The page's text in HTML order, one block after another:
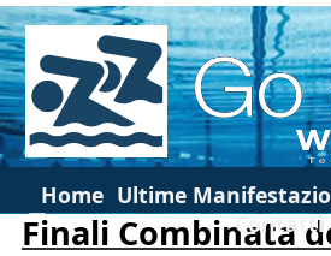
Home Ultime
Contatti
Finali Combinata